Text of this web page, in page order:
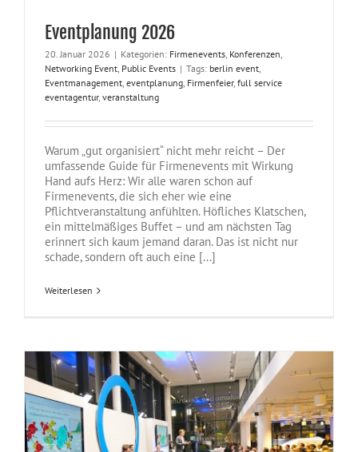
Eventplanung 2026
20. Januar 2026 | Kategorien: Firmenevents, Konferenzen,
Networking Event, Public Events | Tags: berlin event,
Eventmanagement, eventplanung, Firmenfeier, full service
eventagentur, veranstaltung
Warum „gut organisiert“ nicht mehr reicht – Der
umfassende Guide für Firmenevents mit Wirkung
Hand aufs Herz: Wir alle waren schon auf
Firmenevents, die sich eher wie eine
Pflichtveranstaltung anfühlten. Höfliches Klatschen,
ein mittelmäßiges Buffet – und am nächsten Tag
erinnert sich kaum jemand daran. Das ist nicht nur
schade, sondern oft auch eine [...]
Weiterlesen